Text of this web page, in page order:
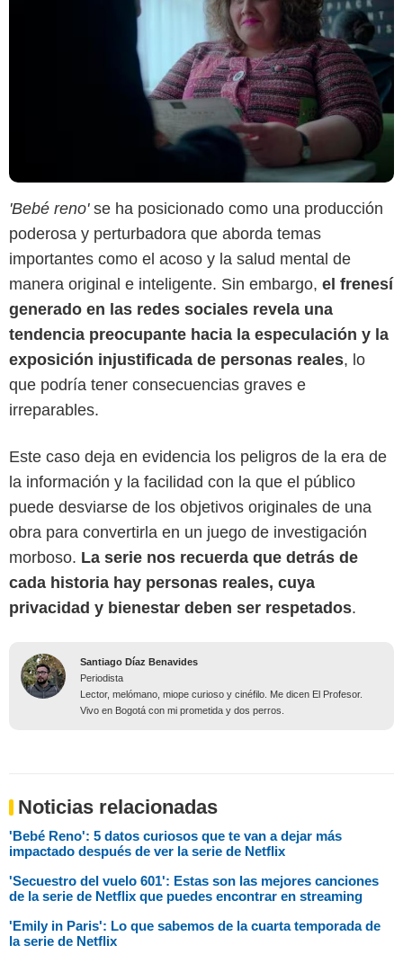
'Bebé reno' se ha posicionado como una producción
poderosa y perturbadora que aborda temas
importantes como el acoso y la salud mental de
manera original e inteligente. Sin embargo, el frenesí
generado en las redes sociales revela una
tendencia preocupante hacia la especulación y la
exposición injustificada de personas reales, lo
que podría tener consecuencias graves e
irreparables.
Este caso deja en evidencia los peligros de la era de
la información y la facilidad con la que el público
puede desviarse de los objetivos originales de una
obra para convertirla en un juego de investigación
morboso. La serie nos recuerda que detrás de
cada historia hay personas reales, cuya
privacidad y bienestar deben ser respetados.
Santiago Díaz Benavides
Periodista
Lector, melómano, miope curioso y cinéfilo. Me dicen El Profesor.
Vivo en Bogotá con mi prometida y dos perros.
Noticias relacionadas
'Bebé Reno': 5 datos curiosos que te van a dejar más
impactado después de ver la serie de Netflix
'Secuestro del vuelo 601': Estas son las mejores canciones
de la serie de Netflix que puedes encontrar en streaming
'Emily in Paris': Lo que sabemos de la cuarta temporada de
la serie de Netflix